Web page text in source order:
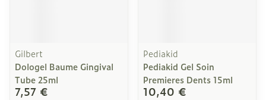
Gilbert
Dologel Baume Gingival
Tube 25ml
7,57 €
Pediakid
Pediakid Gel Soin
Premieres Dents 15ml
10,40 €